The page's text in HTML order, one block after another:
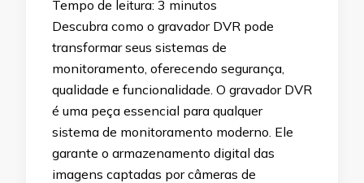
Tempo de leitura: 3 minutos
Descubra como o gravador DVR pode
transformar seus sistemas de
monitoramento, oferecendo segurança,
qualidade e funcionalidade. O gravador DVR
é uma peça essencial para qualquer
sistema de monitoramento moderno. Ele
garante o armazenamento digital das
imagens captadas por câmeras de